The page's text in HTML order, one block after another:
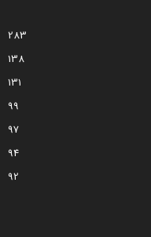
283
138
131
99
97
94
92